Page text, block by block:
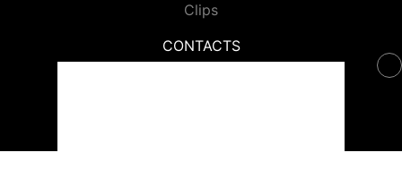
Clips
CONTACTS
Contacter Generations